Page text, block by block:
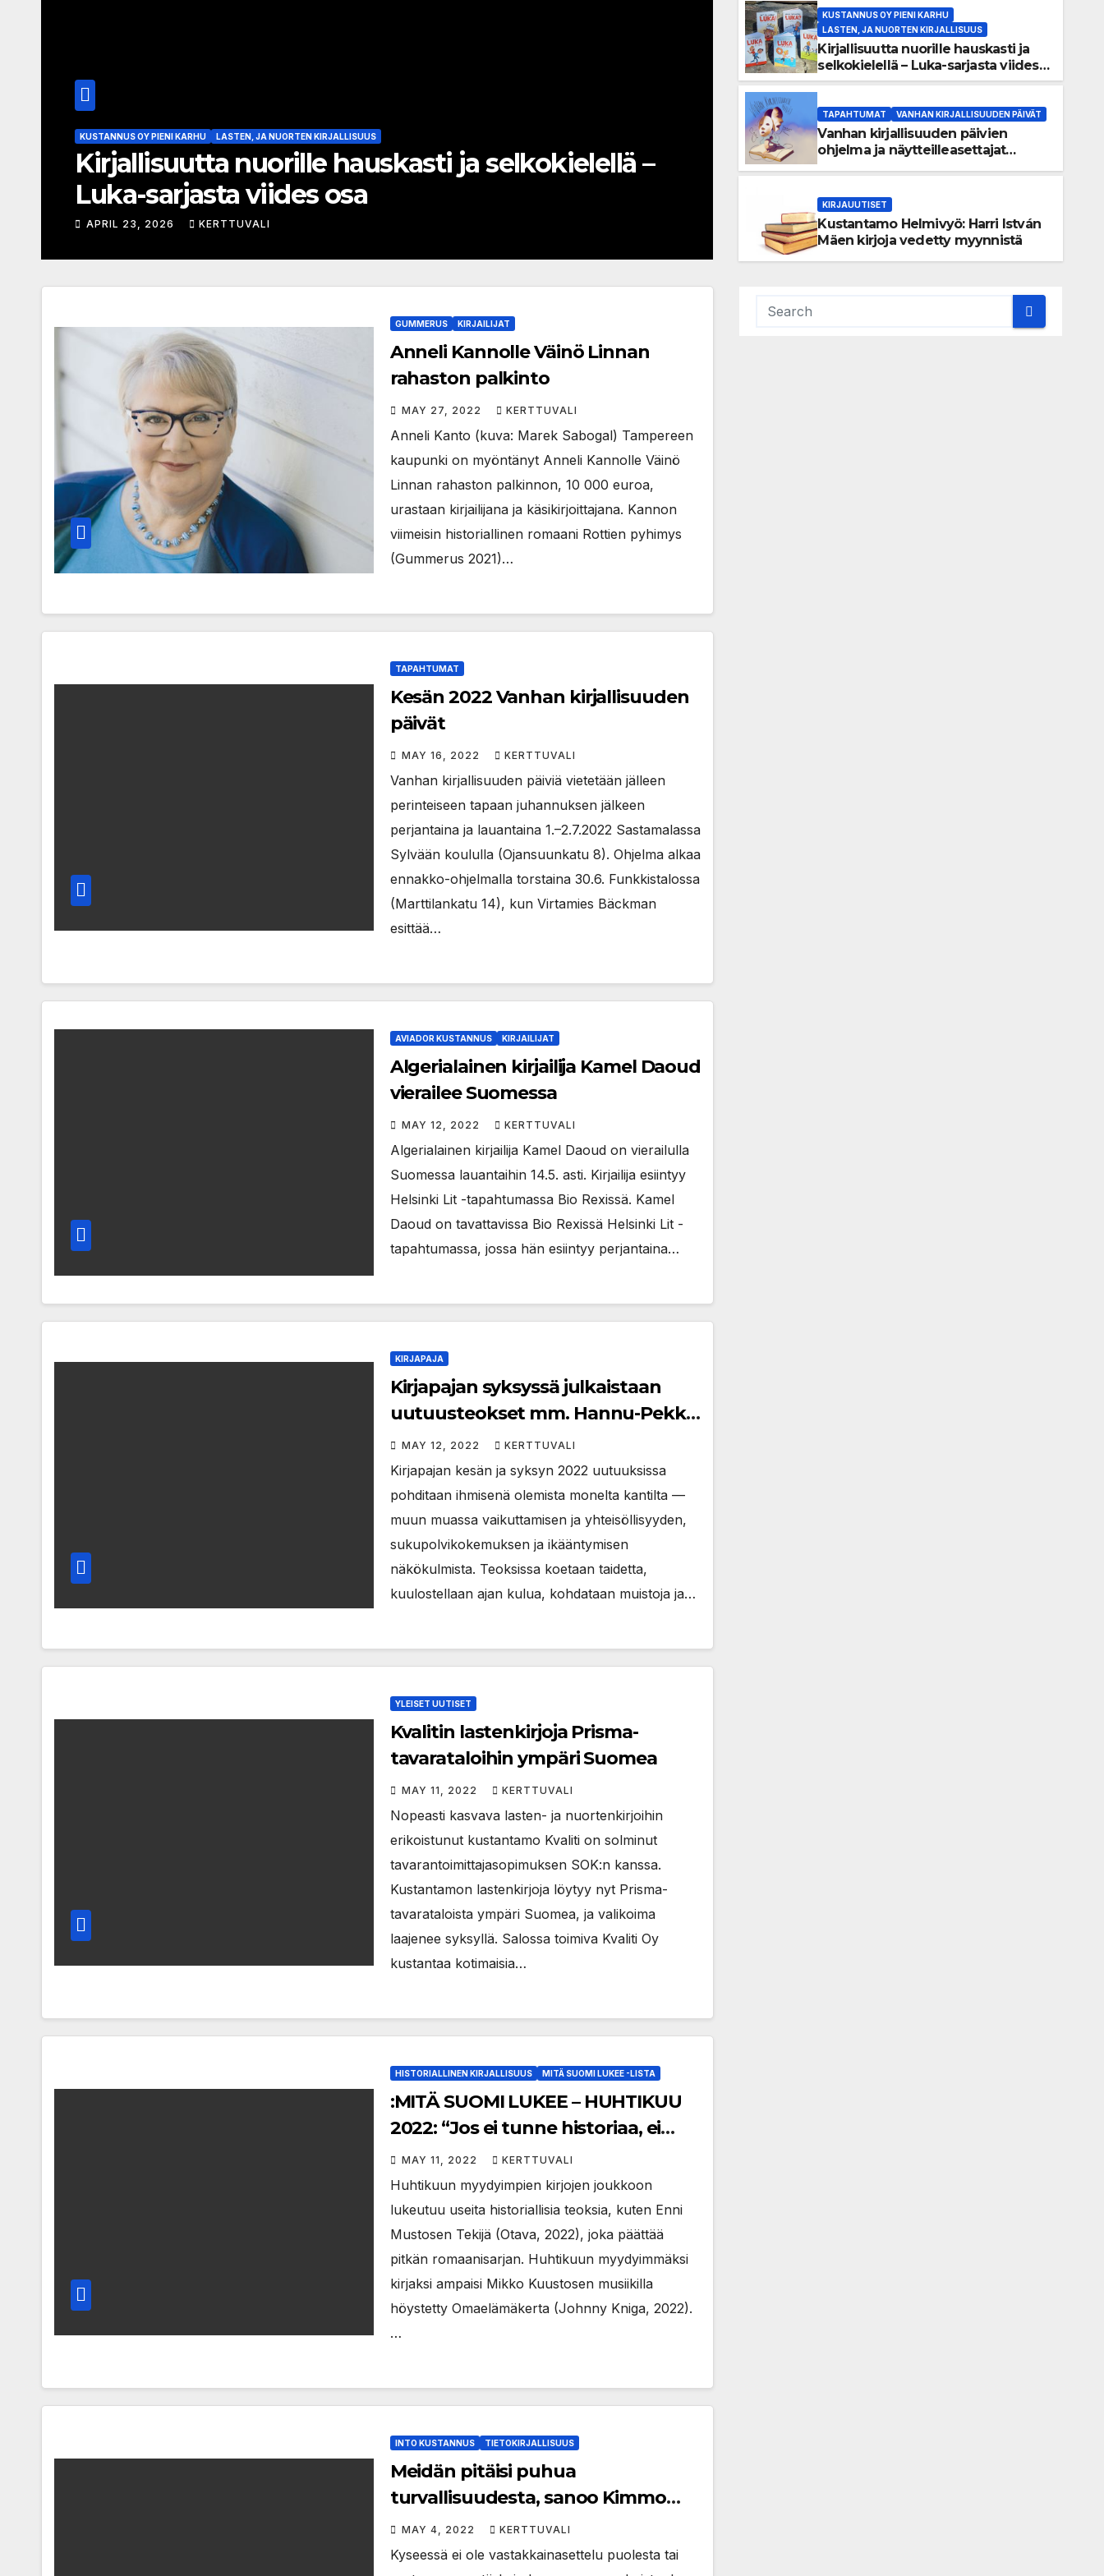
KUSTANNUS OY PIENI KARHU LASTEN, JA NUORTEN KIRJALLISUUS
Kirjallisuutta nuorille hauskasti ja selkokielellä –
Luka-sarjasta viides osa
APRIL 23, 2026 KERTTUVALI
TAPAHTUMAT VANHAN KIRJALLISUUDEN PÄIVÄT
Vanhan kirjallisuuden
näytteilleasettajat julkistettu
APRIL 17, 2026 KERTTUVALI
KUSTANNUS OY PIENI KARHU
LASTEN, JA NUORTEN KIRJALLISUUS
Kirjallisuutta nuorille hauskasti ja
selkokielellä – Luka-sarjasta viides
osa
TAPAHTUMAT VANHAN KIRJALLISUUDEN PÄIVÄT
Vanhan kirjallisuuden päivien
ohjelma ja näytteilleasettajat
KIRJAUUTISET
Kustantamo Helmivyö: Harri István
Mäen kirjoja vedetty myynnistä
GUMMERUS KIRJAILIJAT
Anneli Kannolle Väinö Linnan
rahaston palkinto
MAY 27, 2022 KERTTUVALI
Anneli Kanto (kuva: Marek Sabogal) Tampereen
kaupunki on myöntänyt Anneli Kannolle Väinö
Linnan rahaston palkinnon, 10 000 euroa,
urastaan kirjailijana ja käsikirjoittajana. Kannon
viimeisin historiallinen romaani Rottien pyhimys
(Gummerus 2021)…
TAPAHTUMAT
Kesän 2022 Vanhan kirjallisuuden
päivät
MAY 16, 2022 KERTTUVALI
Vanhan kirjallisuuden päiviä vietetään jälleen
perinteiseen tapaan juhannuksen jälkeen
perjantaina ja lauantaina 1.–2.7.2022 Sastamalassa
Sylvään koululla (Ojansuunkatu 8). Ohjelma alkaa
ennakko-ohjelmalla torstaina 30.6. Funkkistalossa
(Marttilankatu 14), kun Virtamies Bäckman
esittää…
AVIADOR KUSTANNUS KIRJAILIJAT
Algerialainen kirjailija Kamel Daoud
vierailee Suomessa
MAY 12, 2022 KERTTUVALI
Algerialainen kirjailija Kamel Daoud on vierailulla
Suomessa lauantaihin 14.5. asti. Kirjailija esiintyy
Helsinki Lit -tapahtumassa Bio Rexissä. Kamel
Daoud on tavattavissa Bio Rexissä Helsinki Lit -
tapahtumassa, jossa hän esiintyy perjantaina…
KIRJAPAJA
Kirjapajan syksyssä julkaistaan
uutuusteokset mm. Hannu-Pekka
Björkmanilta, Tommy Hellsteniltä
ja Katriina Järviseltä
MAY 12, 2022 KERTTUVALI
Kirjapajan kesän ja syksyn 2022 uutuuksissa
pohditaan ihmisenä olemista monelta kantilta —
muun muassa vaikuttamisen ja yhteisöllisyyden,
sukupolvikokemuksen ja ikääntymisen
näkökulmista. Teoksissa koetaan taidetta,
kuulostellaan ajan kulua, kohdataan muistoja ja…
YLEISET UUTISET
Kvalitin lastenkirjoja Prisma-
tavarataloihin ympäri Suomea
MAY 11, 2022 KERTTUVALI
Nopeasti kasvava lasten- ja nuortenkirjoihin
erikoistunut kustantamo Kvaliti on solminut
tavarantoimittajasopimuksen SOK:n kanssa.
Kustantamon lastenkirjoja löytyy nyt Prisma-
tavarataloista ympäri Suomea, ja valikoima
laajenee syksyllä. Salossa toimiva Kvaliti Oy
kustantaa kotimaisia…
HISTORIALLINEN KIRJALLISUUS MITÄ SUOMI LUKEE -LISTA
:MITÄ SUOMI LUKEE – HUHTIKUU
2022: “Jos ei tunne historiaa, ei
ymmärrä nykypäivää” –
Suomalaisia kiinnostaa nyt
historiallinen kirjallisuus, koska se
valottaa meille keitä me olemme
MAY 11, 2022 KERTTUVALI
Huhtikuun myydyimpien kirjojen joukkoon
lukeutuu useita historiallisia teoksia, kuten Enni
Mustosen Tekijä (Otava, 2022), joka päättää
pitkän romaanisarjan. Huhtikuun myydyimmäksi
kirjaksi ampaisi Mikko Kuustosen musiikilla
höystetty Omaelämäkerta (Johnny Kniga, 2022).
…
INTO KUSTANNUS TIETOKIRJALLISUUS
Meidän pitäisi puhua
turvallisuudesta, sanoo Kimmo
Kiljunen uudessa teoksessa, jossa
tarkastellaan NATO-kysymystä
MAY 4, 2022 KERTTUVALI
Kyseessä ei ole vastakkainasettelu puolesta tai